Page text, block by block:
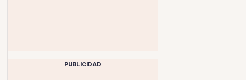
PUBLICIDAD